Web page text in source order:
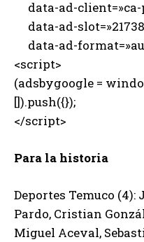
data-ad-client=»ca-
data-ad-
data-ad-
<script>
(adsbygoogle =
[]).push({});
</script>
Para la historia
Deportes Temuco (4):
Pardo, Cristian
Miguel Aceval,